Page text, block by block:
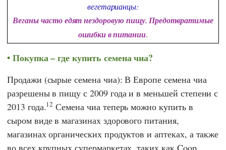
вегетарианцы:
Веганы часто едят нездоровую пищу. Предотвратимые
ошибки в питании.
Покупка – где купить семена чиа?
Продажи (сырые семена чиа): В Европе семена чиа
разрешены в пищу с 2009 года и в меньшей степени с
2013 года.12 Семена чиа теперь можно купить в
сыром виде в магазинах здорового питания,
магазинах органических продуктов и аптеках, а также
во всех крупных супермаркетах, таких как Coop,